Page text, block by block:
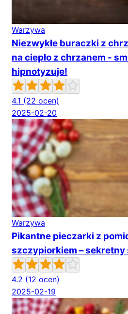
Warzywa
Niezwykłe buraczki z
na ciepło z chrzanem -
hipnotyzuje!
4.1 (22 ocen)
2025-02-20
Warzywa
Pikantne pieczarki z
szczypiorkiem – sekretny
4.2 (12 ocen)
2025-02-19